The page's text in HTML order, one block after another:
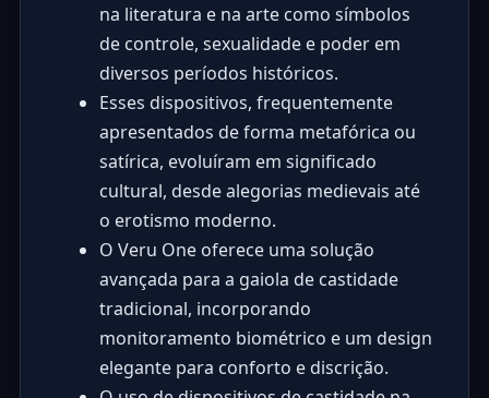
na literatura e na arte como símbolos
de controle, sexualidade e poder em
diversos períodos históricos.
Esses dispositivos, frequentemente
apresentados de forma metafórica ou
satírica, evoluíram em significado
cultural, desde alegorias medievais até
o erotismo moderno.
O Veru One oferece uma solução
avançada para a gaiola de castidade
tradicional, incorporando
monitoramento biométrico e um design
elegante para conforto e discrição.